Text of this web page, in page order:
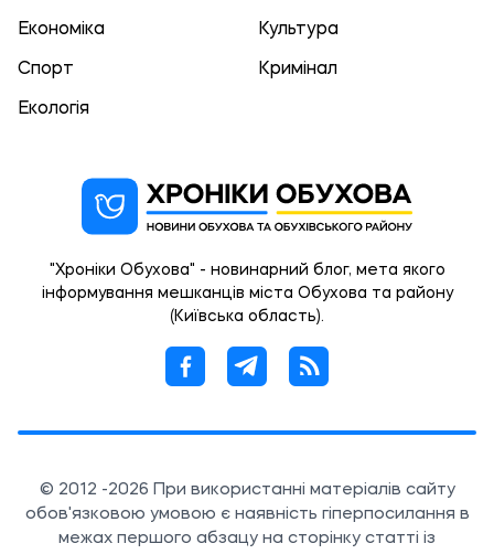
Економіка Культура
Спорт Кримінал
Екологія
"Хроніки Обухова" - новинарний блог, мета якого
інформування мешканців міста Обухова та району
(Київська область).
© 2012 -2026 При використанні матеріалів сайту
обов'язковою умовою є наявність гіперпосилання в
межах першого абзацу на сторінку статті із